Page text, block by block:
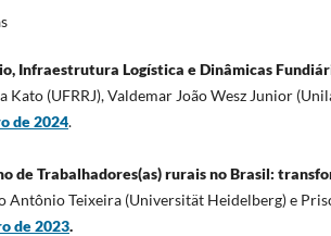
Infraestrutura Logística e Dinâmicas
(UFRRJ), Valdemar João Wesz Junior
de 2024.
de Trabalhadores(as) rurais no Brasil:
Antônio Teixeira (Universität Heidelberg) e
de 2023.